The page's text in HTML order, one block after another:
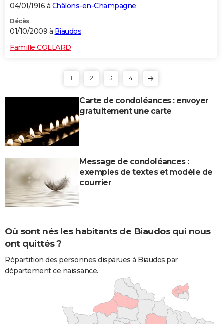
04/01/1916 à Châlons-en-Champagne
Décès
01/10/2009 à Biaudos
Famille COLLARD
1 2 3 4
Carte de condoléances : envoyer
gratuitement une carte
Message de condoléances :
exemples de textes et modèle de
courrier
Où sont nés les habitants de Biaudos qui nous
ont quittés ?
Répartition des personnes disparues à Biaudos par
département de naissance.